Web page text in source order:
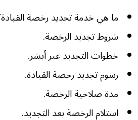
ما هي خدمة تجديد رخصة
شروط تجديد الرخصة.
خطوات التجديد عبر أبشر.
رسوم تجديد رخصة القيادة.
مدة صلاحية الرخصة.
استلام الرخصة بعد التجديد.